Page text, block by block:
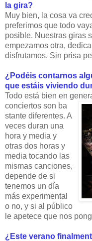
la gira?
Muy bien, la cosa va
preferimos que todo
posible. Nuestras giras
empezamos otra,
disfrutamos. Sin prisa
¿Podéis contarnos
que estáis viviendo
Todo está bien en
conciertos son ba
stante diferentes. A
veces duran una
hora y media y
otras dos horas y
media tocando las
mismas canciones,
depende de si
tenemos un día
más experimental
o no, y si al público
le apetece que nos
¿Este verano